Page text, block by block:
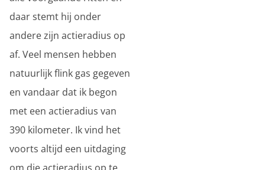
daar stemt hij onder
andere zijn actieradius op
af. Veel mensen hebben
natuurlijk flink gas gegeven
en vandaar dat ik begon
met een actieradius van
390 kilometer. Ik vind het
voorts altijd een uitdaging